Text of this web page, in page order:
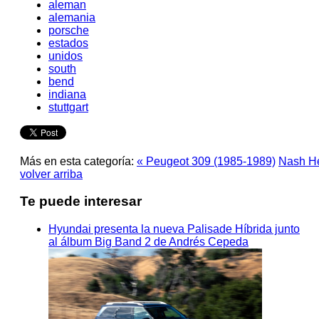
aleman
alemania
porsche
estados
unidos
south
bend
indiana
stuttgart
Más en esta categoría: « Peugeot 309 (1985-1989) Nash
volver arriba
Te puede interesar
Hyundai presenta la nueva Palisade Híbrida junto
al álbum Big Band 2 de Andrés Cepeda